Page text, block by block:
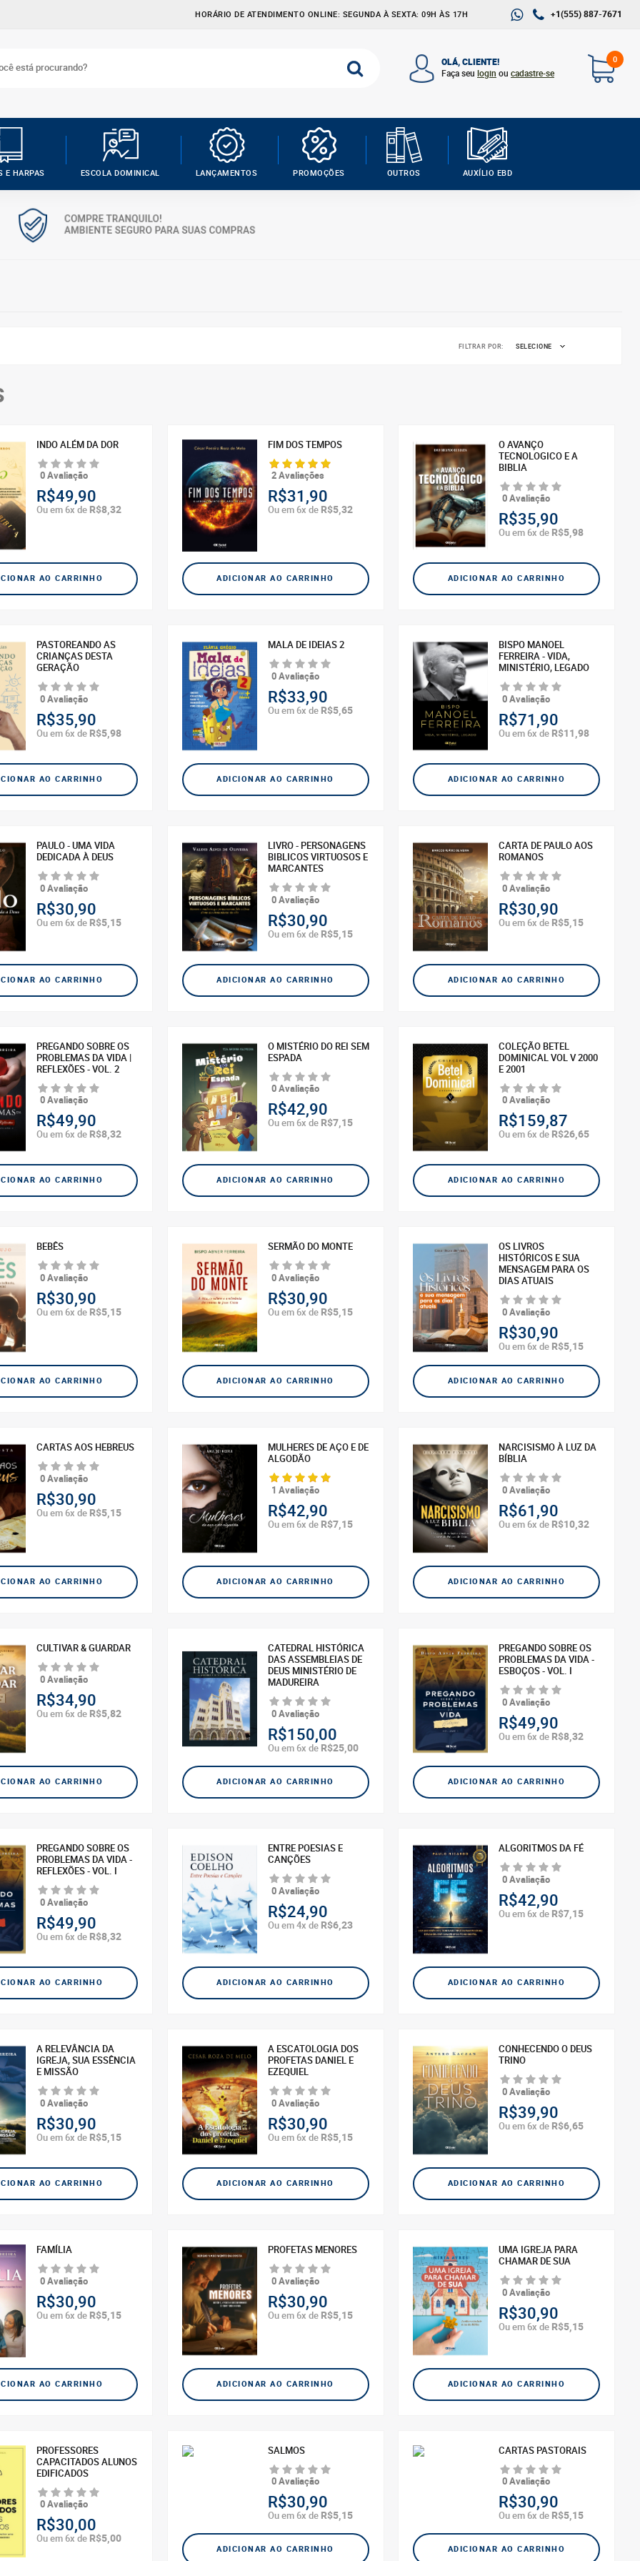
+1(555) 887-7671
HORÁRIO DE ATENDIMENTO ONLINE: SEGUNDA À SEXTA: 09H ÀS 17H
0
OLÁ, CLIENTE!
Faça seu login ou cadastre-se
E HARPAS ESCOLA DOMINICAL LANÇAMENTOS PROMOÇÕES OUTROS AUXÍLIO EBD
FILTRAR POR: SELECIONE
INDO ALÉM DA DOR
0 Avaliação
R$49,90
Ou em 6x de R$8,32
AO CARRINHO
FIM DOS TEMPOS
2 Avaliações
R$31,90
Ou em 6x de R$5,32
ADICIONAR AO CARRINHO
O AVANÇO
TECNOLOGICO E A
BIBLIA
0 Avaliação
R$35,90
Ou em 6x de R$5,98
ADICIONAR AO CARRINHO
PASTOREANDO AS
CRIANÇAS DESTA
GERAÇÃO
0 Avaliação
R$35,90
Ou em 6x de R$5,98
AO CARRINHO
MALA DE IDEIAS 2
0 Avaliação
R$33,90
Ou em 6x de R$5,65
ADICIONAR AO CARRINHO
BISPO MANOEL
FERREIRA - VIDA,
MINISTÉRIO, LEGADO
0 Avaliação
R$71,90
Ou em 6x de R$11,98
ADICIONAR AO CARRINHO
PAULO - UMA VIDA
DEDICADA À DEUS
0 Avaliação
R$30,90
Ou em 6x de R$5,15
AO CARRINHO
LIVRO - PERSONAGENS
BIBLICOS VIRTUOSOS E
MARCANTES
0 Avaliação
R$30,90
Ou em 6x de R$5,15
ADICIONAR AO CARRINHO
CARTA DE PAULO AOS
ROMANOS
0 Avaliação
R$30,90
Ou em 6x de R$5,15
ADICIONAR AO CARRINHO
PREGANDO SOBRE OS
PROBLEMAS DA VIDA |
REFLEXÕES - VOL. 2
0 Avaliação
R$49,90
Ou em 6x de R$8,32
AO CARRINHO
O MISTÉRIO DO REI SEM
ESPADA
0 Avaliação
R$42,90
Ou em 6x de R$7,15
ADICIONAR AO CARRINHO
COLEÇÃO BETEL
DOMINICAL VOL V 2000
E 2001
0 Avaliação
R$159,87
Ou em 6x de R$26,65
ADICIONAR AO CARRINHO
BEBÊS
0 Avaliação
R$30,90
Ou em 6x de R$5,15
AO CARRINHO
SERMÃO DO MONTE
0 Avaliação
R$30,90
Ou em 6x de R$5,15
ADICIONAR AO CARRINHO
OS LIVROS
HISTÓRICOS E SUA
MENSAGEM PARA OS
DIAS ATUAIS
0 Avaliação
R$30,90
Ou em 6x de R$5,15
ADICIONAR AO CARRINHO
CARTAS AOS HEBREUS
0 Avaliação
R$30,90
Ou em 6x de R$5,15
AO CARRINHO
MULHERES DE AÇO E DE
ALGODÃO
1 Avaliação
R$42,90
Ou em 6x de R$7,15
ADICIONAR AO CARRINHO
NARCISISMO À LUZ DA
BÍBLIA
0 Avaliação
R$61,90
Ou em 6x de R$10,32
ADICIONAR AO CARRINHO
CULTIVAR & GUARDAR
0 Avaliação
R$34,90
Ou em 6x de R$5,82
AO CARRINHO
CATEDRAL HISTÓRICA
DAS ASSEMBLEIAS DE
DEUS MINISTÉRIO DE
MADUREIRA
0 Avaliação
R$150,00
Ou em 6x de R$25,00
ADICIONAR AO CARRINHO
PREGANDO SOBRE OS
PROBLEMAS DA VIDA -
ESBOÇOS - VOL. I
0 Avaliação
R$49,90
Ou em 6x de R$8,32
ADICIONAR AO CARRINHO
PREGANDO SOBRE OS
PROBLEMAS DA VIDA -
REFLEXÕES - VOL. I
0 Avaliação
R$49,90
Ou em 6x de R$8,32
AO CARRINHO
ENTRE POESIAS E
CANÇÕES
0 Avaliação
R$24,90
Ou em 4x de R$6,23
ADICIONAR AO CARRINHO
ALGORITMOS DA FÉ
0 Avaliação
R$42,90
Ou em 6x de R$7,15
ADICIONAR AO CARRINHO
A RELEVÂNCIA DA
IGREJA, SUA ESSÊNCIA
E MISSÃO
0 Avaliação
R$30,90
Ou em 6x de R$5,15
AO CARRINHO
A ESCATOLOGIA DOS
PROFETAS DANIEL E
EZEQUIEL
0 Avaliação
R$30,90
Ou em 6x de R$5,15
ADICIONAR AO CARRINHO
CONHECENDO O DEUS
TRINO
0 Avaliação
R$39,90
Ou em 6x de R$6,65
ADICIONAR AO CARRINHO
FAMÍLIA
0 Avaliação
R$30,90
Ou em 6x de R$5,15
AO CARRINHO
PROFETAS MENORES
0 Avaliação
R$30,90
Ou em 6x de R$5,15
ADICIONAR AO CARRINHO
UMA IGREJA PARA
CHAMAR DE SUA
0 Avaliação
R$30,90
Ou em 6x de R$5,15
ADICIONAR AO CARRINHO
PROFESSORES
CAPACITADOS ALUNOS
EDIFICADOS
0 Avaliação
R$30,00
Ou em 6x de R$5,00
SALMOS
0 Avaliação
R$30,90
Ou em 6x de R$5,15
ADICIONAR AO CARRINHO
CARTAS PASTORAIS
0 Avaliação
R$30,90
Ou em 6x de R$5,15
ADICIONAR AO CARRINHO